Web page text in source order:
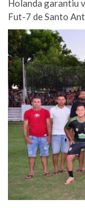
Holanda garantiu
Fut-7 de Santo